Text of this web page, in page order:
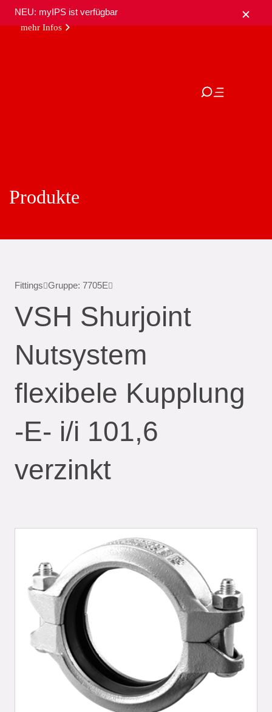
NEU: myIPS ist verfügbar
mehr Infos
Produkte
Fittings Gruppe: 7705E
VSH Shurjoint
Nutsystem
flexibele Kupplung
-E- i/i 101,6
verzinkt